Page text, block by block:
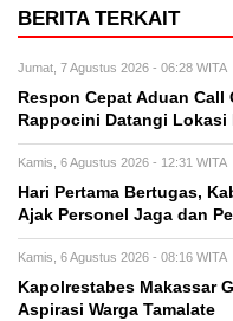
BERITA TERKAIT
Jumat, 7 Agustus 2026 - 06:28 WITA
Respon Cepat Aduan Call
Rappocini Datangi Lokasi
Kamis, 6 Agustus 2026 - 12:31 WITA
Hari Pertama Bertugas,
Ajak Personel Jaga dan
Kamis, 6 Agustus 2026 - 08:16 WITA
Kapolrestabes Makassar
Aspirasi Warga Tamalate